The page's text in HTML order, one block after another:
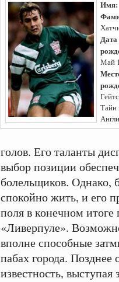
Дата
Май
Тайн
голов. Его таланты
выбор позиции
болельщиков. Однако,
спокойно жить, и его
поля в конечном
«Ливерпуле».
вполне способные
пабах города.
известность,